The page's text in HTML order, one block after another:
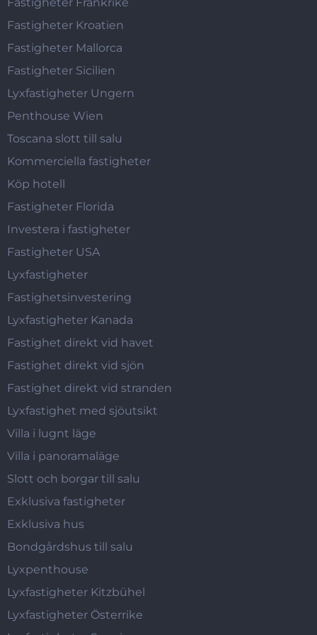
Fastigheter Kroatien
Fastigheter Mallorca
Fastigheter Sicilien
Lyxfastigheter Ungern
Penthouse Wien
Toscana slott till salu
Kommerciella fastigheter
Köp hotell
Fastigheter Florida
Investera i fastigheter
Fastigheter USA
Lyxfastigheter
Fastighetsinvestering
Lyxfastigheter Kanada
Fastighet direkt vid havet
Fastighet direkt vid sjön
Fastighet direkt vid stranden
Lyxfastighet med sjöutsikt
Villa i lugnt läge
Villa i panoramaläge
Slott och borgar till salu
Exklusiva fastigheter
Exklusiva hus
Bondgårdshus till salu
Lyxpenthouse
Lyxfastigheter Kitzbühel
Lyxfastigheter Österrike